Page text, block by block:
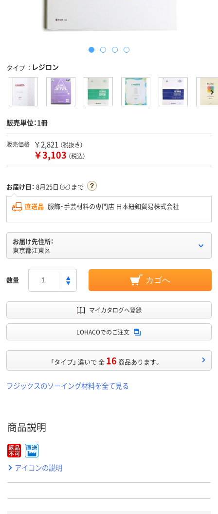
タイプ レジロン
販売単位：1冊
販売価格 ￥2,821 （税抜き）
￥3,103 （税込）
お届け日： 8月25日（火）まで
直送品 服飾・手芸材料の専門店 日本紐釦貿易株式会社
お届け先住所：
東京都江東区
数量 カゴへ
マイカタログへ登録
LOHACOでのご注文
「タイプ」 違いで 全 16 商品あります。
フジックスのソーイング材料を全て見る
商品説明
アイコンの説明